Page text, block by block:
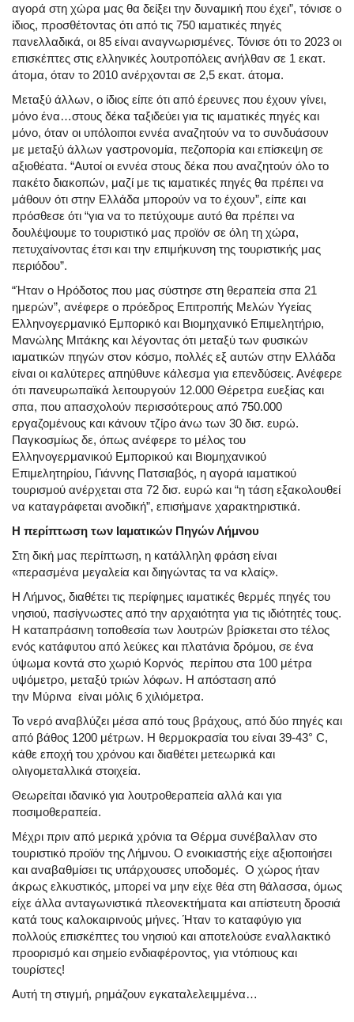
αγορά στη χώρα μας θα δείξει την δυναμική που έχει”, τόνισε ο
ίδιος, προσθέτοντας ότι από τις 750 ιαματικές πηγές
πανελλαδικά, οι 85 είναι αναγνωρισμένες. Τόνισε ότι το 2023 οι
επισκέπτες στις ελληνικές λουτροπόλεις ανήλθαν σε 1 εκατ.
άτομα, όταν το 2010 ανέρχονται σε 2,5 εκατ. άτομα.
Μεταξύ άλλων, ο ίδιος είπε ότι από έρευνες που έχουν γίνει,
μόνο ένα…στους δέκα ταξιδεύει για τις ιαματικές πηγές και
μόνο, όταν οι υπόλοιποι εννέα αναζητούν να το συνδυάσουν
με μεταξύ άλλων γαστρονομία, πεζοπορία και επίσκεψη σε
αξιοθέατα. “Αυτοί οι εννέα στους δέκα που αναζητούν όλο το
πακέτο διακοπών, μαζί με τις ιαματικές πηγές θα πρέπει να
μάθουν ότι στην Ελλάδα μπορούν να το έχουν”, είπε και
πρόσθεσε ότι “για να το πετύχουμε αυτό θα πρέπει να
δουλέψουμε το τουριστικό μας προϊόν σε όλη τη χώρα,
πετυχαίνοντας έτσι και την επιμήκυνση της τουριστικής μας
περιόδου”.
“Ήταν ο Ηρόδοτος που μας σύστησε στη θεραπεία σπα 21
ημερών”, ανέφερε ο πρόεδρος Επιτροπής Μελών Υγείας
Eλληνογερμανικό Εμπορικό και Βιομηχανικό Επιμελητήριο,
Mανώλης Μιτάκης και λέγοντας ότι μεταξύ των φυσικών
ιαματικών πηγών στον κόσμο, πολλές εξ αυτών στην Ελλάδα
είναι οι καλύτερες απηύθυνε κάλεσμα για επενδύσεις. Ανέφερε
ότι πανευρωπαϊκά λειτουργούν 12.000 Θέρετρα ευεξίας και
σπα, που απασχολούν περισσότερους από 750.000
εργαζομένους και κάνουν τζίρο άνω των 30 δισ. ευρώ.
Παγκοσμίως δε, όπως ανέφερε το μέλος του
Ελληνογερμανικού Εμπορικού και Βιομηχανικού
Επιμελητηρίου, Γιάννης Πατσιαβός, η αγορά ιαματικού
τουρισμού ανέρχεται στα 72 δισ. ευρώ και “η τάση εξακολουθεί
να καταγράφεται ανοδική”, επισήμανε χαρακτηριστικά.
Η περίπτωση των Ιαματικών Πηγών Λήμνου
Στη δική μας περίπτωση, η κατάλληλη φράση είναι
«περασμένα μεγαλεία και διηγώντας τα να κλαίς».
Η Λήμνος, διαθέτει τις περίφημες ιαματικές θερμές πηγές του
νησιού, πασίγνωστες από την αρχαιότητα για τις ιδιότητές τους.
Η καταπράσινη τοποθεσία των λουτρών βρίσκεται στο τέλος
ενός κατάφυτου από λεύκες και πλατάνια δρόμου, σε ένα
ύψωμα κοντά στο χωριό Κορνός περίπου στα 100 μέτρα
υψόμετρο, μεταξύ τριών λόφων. Η απόσταση από
την Μύρινα είναι μόλις 6 χιλιόμετρα.
Το νερό αναβλύζει μέσα από τους βράχους, από δύο πηγές και
από βάθος 1200 μέτρων. Η θερμοκρασία του είναι 39-43° C,
κάθε εποχή του χρόνου και διαθέτει μετεωρικά και
ολιγομεταλλικά στοιχεία.
Θεωρείται ιδανικό για λουτροθεραπεία αλλά και για
ποσιμοθεραπεία.
Μέχρι πριν από μερικά χρόνια τα Θέρμα συνέβαλλαν στο
τουριστικό προϊόν της Λήμνου. Ο ενοικιαστής είχε αξιοποιήσει
και αναβαθμίσει τις υπάρχουσες υποδομές. Ο χώρος ήταν
άκρως ελκυστικός, μπορεί να μην είχε θέα στη θάλασσα, όμως
είχε άλλα ανταγωνιστικά πλεονεκτήματα και απίστευτη δροσιά
κατά τους καλοκαιρινούς μήνες. Ήταν το καταφύγιο για
πολλούς επισκέπτες του νησιού και αποτελούσε εναλλακτικό
προορισμό και σημείο ενδιαφέροντος, για ντόπιους και
τουρίστες!
Αυτή τη στιγμή, ρημάζουν εγκαταλελειμμένα…